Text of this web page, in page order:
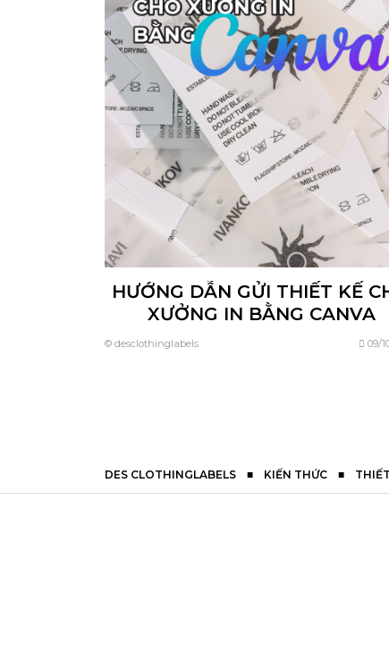
HƯỚNG DẪN GỬI THIẾT KẾ
XƯỞNG IN BẰNG CANVA
© desclothinglabels 09/
KHẮC PHỤC LỖI SAI
CHỮ TRONG THIẾT KẾ
DES CLOTHINGLABELS ■ KIẾN THỨC ■